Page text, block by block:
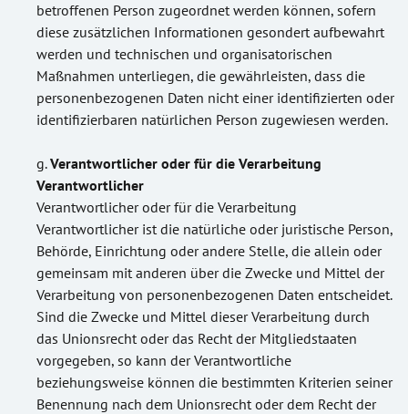
betroffenen Person zugeordnet werden können, sofern
diese zusätzlichen Informationen gesondert aufbewahrt
werden und technischen und organisatorischen
Maßnahmen unterliegen, die gewährleisten, dass die
personenbezogenen Daten nicht einer identifizierten oder
identifizierbaren natürlichen Person zugewiesen werden.
Verantwortlicher oder für die Verarbeitung
Verantwortlicher
Verantwortlicher oder für die Verarbeitung
Verantwortlicher ist die natürliche oder juristische Person,
Behörde, Einrichtung oder andere Stelle, die allein oder
gemeinsam mit anderen über die Zwecke und Mittel der
Verarbeitung von personenbezogenen Daten entscheidet.
Sind die Zwecke und Mittel dieser Verarbeitung durch
das Unionsrecht oder das Recht der Mitgliedstaaten
vorgegeben, so kann der Verantwortliche
beziehungsweise können die bestimmten Kriterien seiner
Benennung nach dem Unionsrecht oder dem Recht der